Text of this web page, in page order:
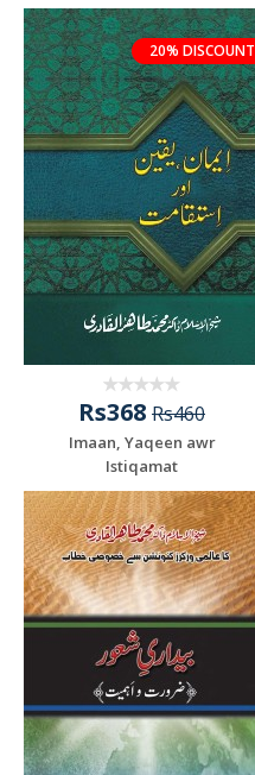
20% DISCOUNT
Rs368 Rs460
Imaan, Yaqeen awr
Istiqamat